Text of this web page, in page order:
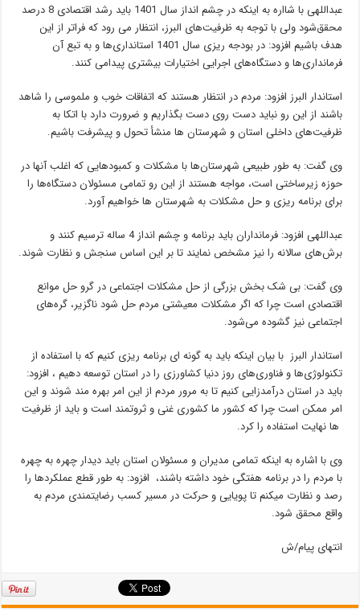
عبداللهی با شااره به اینکه در چشم انداز سال 1401 باید رشد اقتصادی 8 درصد
محقق‌شود ولی با توجه به ظرفیت‌های البرز، انتظار می رود که فراتر از این
هدف باشیم افزود: در بودجه ریزی سال 1401 استانداری‌ها و به تبع آن
فرمانداری‌ها و دستگاه‌های اجرایی اختیارات بیشتری پیدامی کنند.
استاندار البرز افزود: مردم در انتظار هستند که اتفاقات خوب و ملموسی را شاهد
باشند از این رو نباید دست روی دست بگذاریم و ضرورت دارد با اتکا به
ظرفیت‌های داخلی استان و شهرستان ها منشأ تحول و پیشرفت باشیم.
وی گفت: به طور طبیعی شهرستان‌ها با مشکلات و کمبودهایی که اغلب آنها در
حوزه زیرساختی است، مواجه هستند از این رو تمامی مسئولان دستگاه‌ها را
برای برنامه ریزی و حل مشکلات به شهرستان ها خواهیم آورد.
عبداللهی افزود: فرمانداران باید برنامه و چشم انداز 4 ساله ترسیم کنند و
برش‌های سالانه را نیز مشخص نمایند تا بر این اساس سنجش و نظارت شوند.
وی گفت: بی شک بخش بزرگی از حل مشکلات اجتماعی در گرو حل موانع
اقتصادی است چرا که اگر مشکلات معیشتی مردم حل شود ناگزیر، گره‌های
اجتماعی نیز گشوده می‌شود.
استاندار البرز با بیان اینکه باید به گونه ای برنامه ریزی کنیم که با استفاده از
تکنولوژی‌ها و فناوری‌های روز دنیا کشاورزی را در استان توسعه دهیم ، افزود:
باید در استان درآمدزایی کنیم تا به مرور مردم از این امر بهره مند شوند و این
امر ممکن است چرا که کشور ما کشوری غنی و ثروتمند است و باید از ظرفیت
ها نهایت استفاده را کرد.
وی با اشاره به اینکه تمامی مدیران و مسئولان استان باید دیدار چهره به چهره
با مردم را در برنامه هفتگی خود داشته باشند، افزود: به طور قطع عملکردها را
رصد و نظارت میکنم تا پویایی و حرکت در مسیر کسب رضایتمندی مردم به
واقع محقق شود.
انتهای پیام/ش